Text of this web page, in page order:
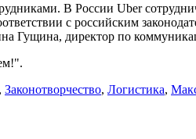
В России Uber
с российским
Гущина, директор по
, Законотворчество, Логистика,